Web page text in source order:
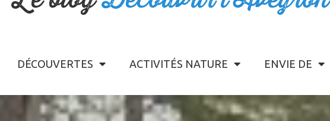
DÉCOUVERTES ACTIVITÉS NATURE ENVIE DE